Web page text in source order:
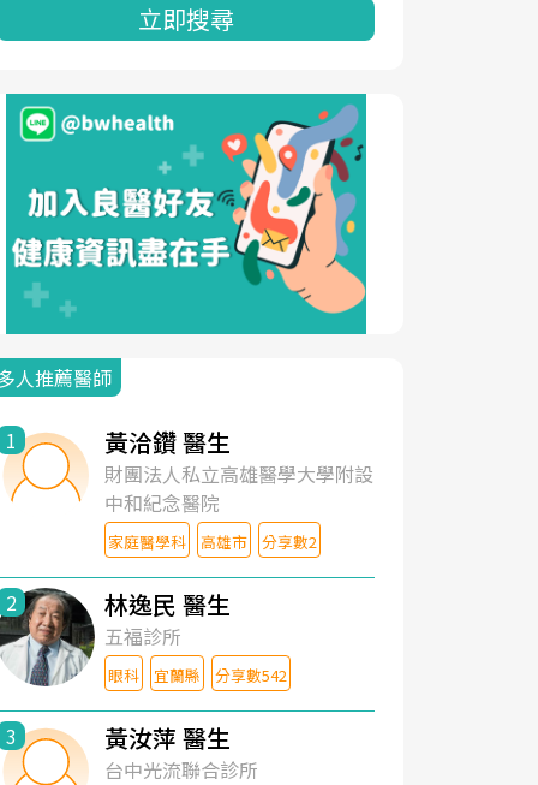
立即搜尋
人推薦醫師
1 黃洽鑽 醫生
財團法人私立高雄醫學大學附設
中和紀念醫院
家庭醫學科 高雄市 分享數2
2 林逸民 醫生
五福診所
眼科 宜蘭縣 分享數542
3 黃汝萍 醫生
台中光流聯合診所